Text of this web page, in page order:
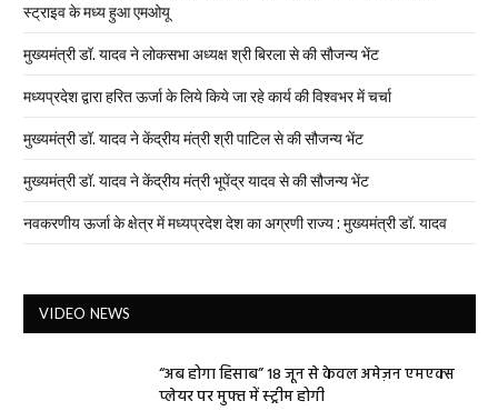
स्ट्राइव के मध्य हुआ एमओयू
मुख्यमंत्री डॉ. यादव ने लोकसभा अध्यक्ष श्री बिरला से की सौजन्य भेंट
मध्यप्रदेश द्वारा हरित ऊर्जा के लिये किये जा रहे कार्य की विश्वभर में चर्चा
मुख्यमंत्री डॉ. यादव ने केंद्रीय मंत्री श्री पाटिल से की सौजन्य भेंट
मुख्यमंत्री डॉ. यादव ने केंद्रीय मंत्री भूपेंद्र यादव से की सौजन्य भेंट
नवकरणीय ऊर्जा के क्षेत्र में मध्यप्रदेश देश का अग्रणी राज्य : मुख्यमंत्री डॉ. यादव
VIDEO NEWS
“अब होगा हिसाब” 18 जून से केवल अमेज़न एमएक्स
प्लेयर पर मुफ्त में स्ट्रीम होगी